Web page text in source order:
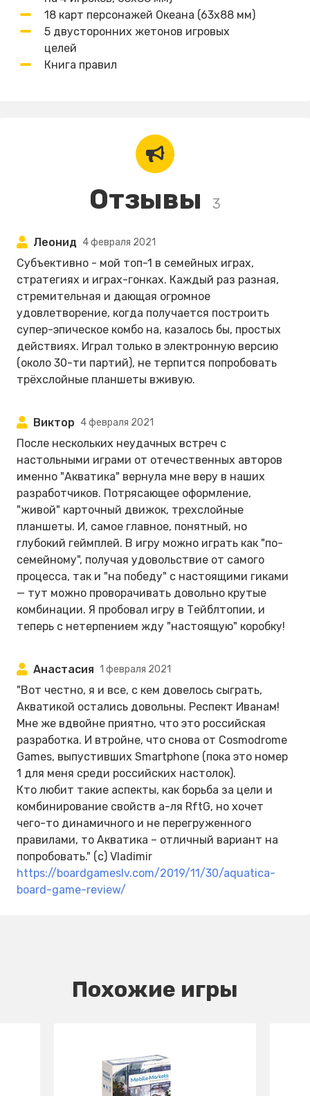
18 карт персонажей Океана (63х88 мм)
5 двусторонних жетонов игровых
целей
Книга правил
Отзывы 3
Леонид 4 февраля 2021
Субъективно - мой топ-1 в семейных играх,
стратегиях и играх-гонках. Каждый раз разная,
стремительная и дающая огромное
удовлетворение, когда получается построить
супер-эпическое комбо на, казалось бы, простых
действиях. Играл только в электронную версию
(около 30-ти партий), не терпится попробовать
трёхслойные планшеты вживую.
Виктор 4 февраля 2021
После нескольких неудачных встреч с
настольными играми от отечественных авторов
именно "Акватика" вернула мне веру в наших
разработчиков. Потрясающее оформление,
"живой" карточный движок, трехслойные
планшеты. И, самое главное, понятный, но
глубокий геймплей. В игру можно играть как "по-
семейному", получая удовольствие от самого
процесса, так и "на победу" с настоящими гиками
— тут можно проворачивать довольно крутые
комбинации. Я пробовал игру в Тейблтопии, и
теперь с нетерпением жду "настоящую" коробку!
Анастасия 1 февраля 2021
"Вот честно, я и все, с кем довелось сыграть,
Акватикой остались довольны. Респект Иванам!
Мне же вдвойне приятно, что это российская
разработка. И втройне, что снова от Cosmodrome
Games, выпустивших Smartphone (пока это номер
1 для меня среди российских настолок).
Кто любит такие аспекты, как борьба за цели и
комбинирование свойств а-ля RftG, но хочет
чего-то динамичного и не перегруженного
правилами, то Акватика – отличный вариант на
попробовать." (с) Vladimir
https://boardgameslv.com/2019/11/30/aquatica-
board-game-review/
Похожие игры